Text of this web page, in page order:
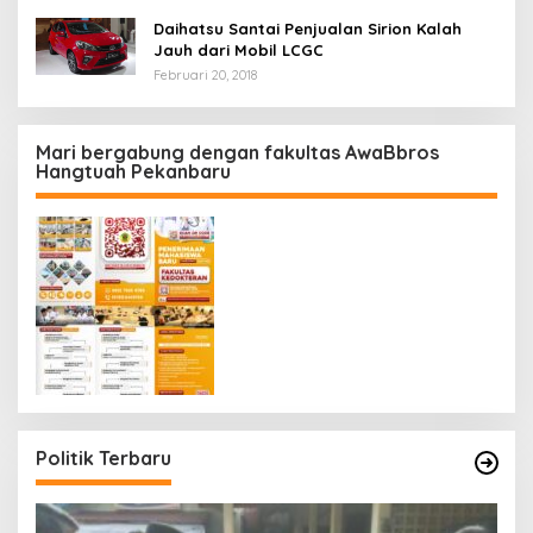
Daihatsu Santai Penjualan Sirion Kalah
Jauh dari Mobil LCGC
Februari 20, 2018
Mari bergabung dengan fakultas AwaBbros
Hangtuah Pekanbaru
Politik Terbaru